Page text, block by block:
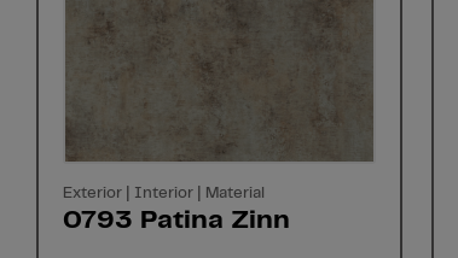
Exterior | Interior | Material
0793 Patina Zinn